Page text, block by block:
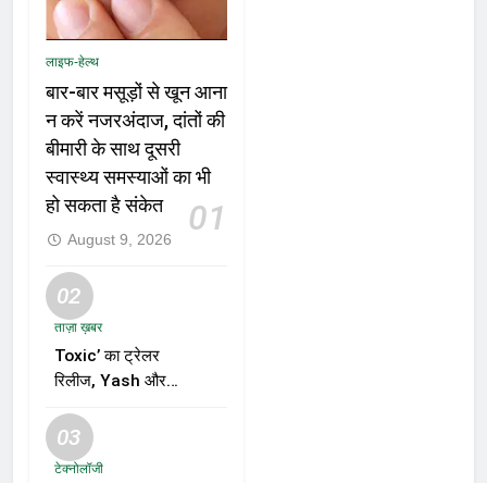
लाइफ-हेल्थ
बार-बार मसूड़ों से खून आना
न करें नजरअंदाज, दांतों की
बीमारी के साथ दूसरी
स्वास्थ्य समस्याओं का भी
हो सकता है संकेत
01
August 9, 2026
02
ताज़ा ख़बर
Toxic’ का ट्रेलर
रिलीज, Yash और
जोड़ी ने मचाई हलचल,
फिल्म को लेकर बढ़ी
03
टेक्नोलॉजी